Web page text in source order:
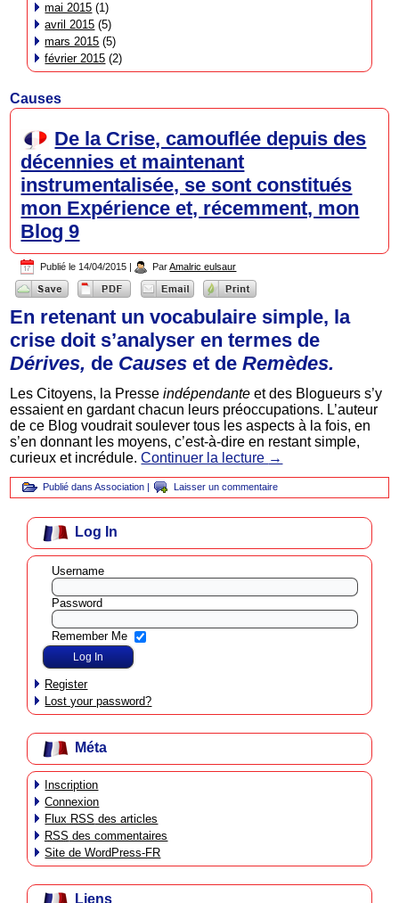
mai 2015 (1)
avril 2015 (5)
mars 2015 (5)
février 2015 (2)
Causes
De la Crise, camouflée depuis des
décennies et maintenant
instrumentalisée, se sont constitués
mon Expérience et, récemment, mon
Blog 9
Publié le 14/04/2015 | Par Amalric eulsaur
En retenant un vocabulaire simple, la
crise doit s’analyser en termes de
Dérives, de Causeset deRemèdes.
Les Citoyens, la Presseindépendanteet des Blogueurs s’y
essaient en gardant chacun leurs préoccupations. L’auteur
de ce Blog voudrait soulever tous les aspects à la fois, en
s’en donnant les moyens, c’est-à-dire en restant simple,
curieux et incrédule.Continuer la lecture →
Publié dans Association | Laisser un commentaire
Log In
Username
Password
Remember Me
Register
Lost your password?
Méta
Inscription
Connexion
Flux RSS des articles
RSS des commentaires
Site de WordPress-FR
Liens